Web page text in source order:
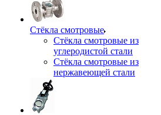
Стёкла смотровые
Стёкла смотровые из
углеродистой стали
Стёкла смотровые из
нержавеющей стали